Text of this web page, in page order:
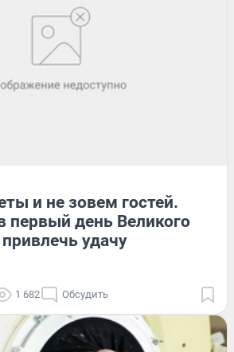
и не зовем гостей.
первый день Великого
удачу
1 682 Обсудить